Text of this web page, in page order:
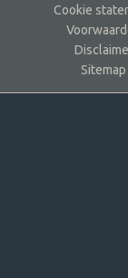
Cookie
Sitemap